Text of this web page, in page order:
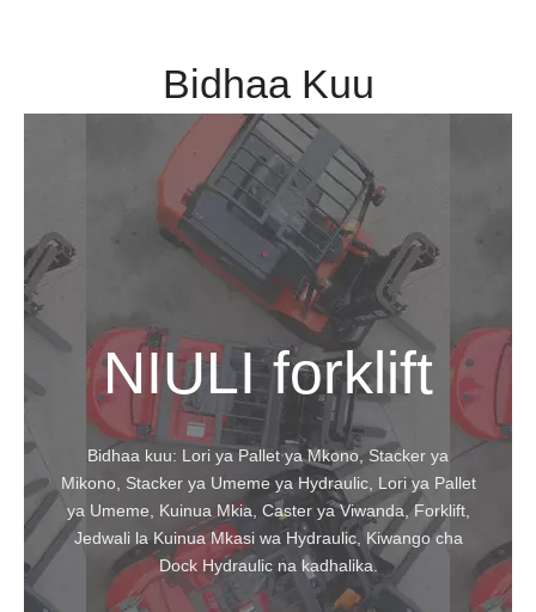
Bidhaa Kuu
NIULI forklift
Bidhaa kuu: Lori ya Pallet ya Mkono, Stacker ya
Mikono, Stacker ya Umeme ya Hydraulic, Lori ya Pallet
ya Umeme, Kuinua Mkia, Caster ya Viwanda, Forklift,
Jedwali la Kuinua Mkasi wa Hydraulic, Kiwango cha
Dock Hydraulic na kadhalika.